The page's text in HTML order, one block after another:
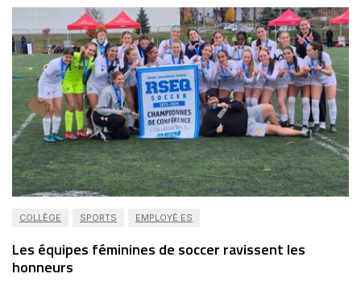
COLLÈGE SPORTS EMPLOYÉ·ES
Les équipes féminines de soccer ravissent les
honneurs